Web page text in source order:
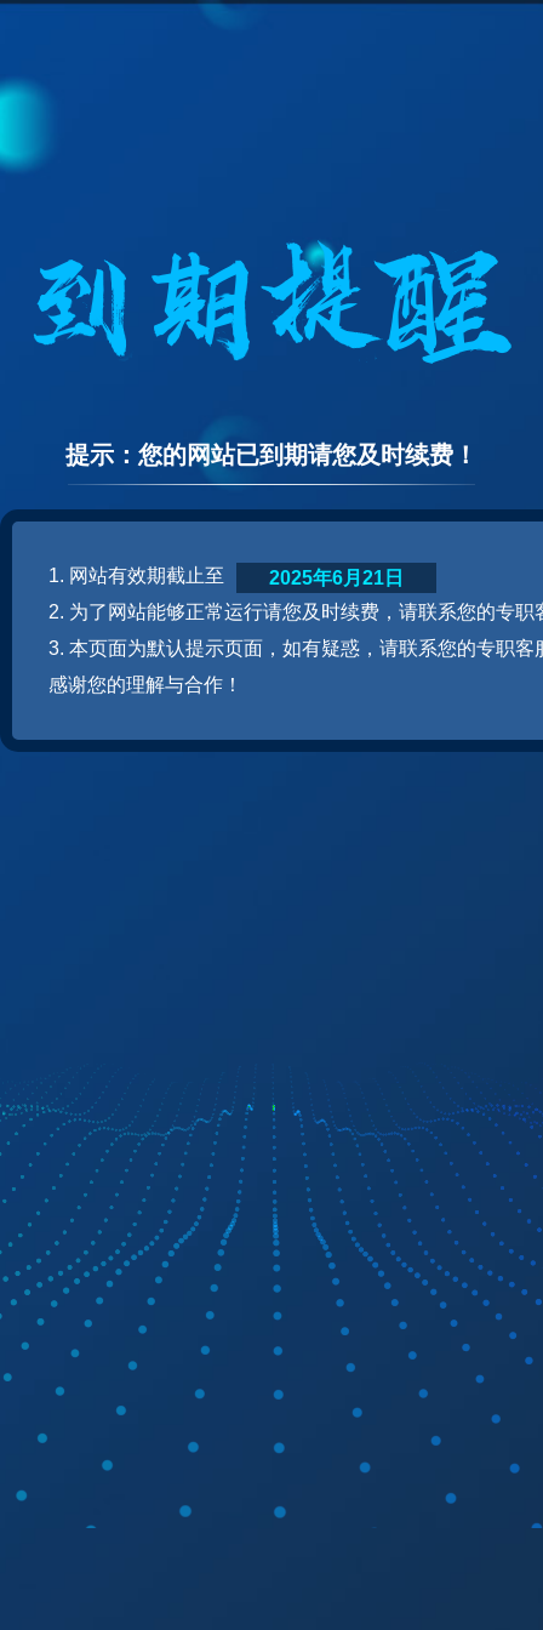
提示：您的网站已到期请您及时续费！
1. 网站有效期截止至
2. 为了网站能够正常运行请您及时续费，请联系您的专职
3. 本页面为默认提示页面，如有疑惑，请联系您的专职客
感谢您的理解与合作！
2025年6月21日